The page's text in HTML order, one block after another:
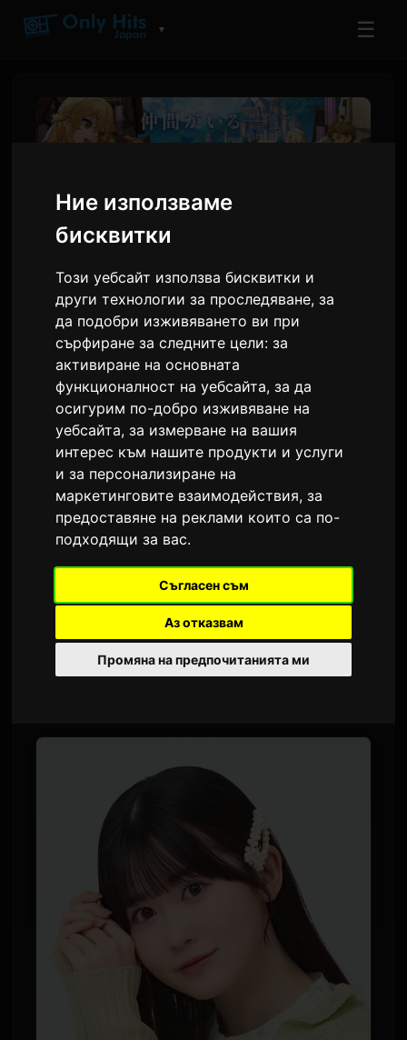
Ние използваме
бисквитки
Този уебсайт използва бисквитки и
други технологии за проследяване, за
да подобри изживяването ви при
сърфиране за следните цели:за
активиране на основната
функционалност на уебсайта,за да
осигурим по-добро изживяване на
уебсайта,за измерване на вашия
интерес към нашите продукти и услуги
и за персонализиране на
маркетинговите взаимодействия,за
предоставяне на реклами които са по-
подходящи за вас.
Съгласен съм
Аз отказвам
Промяна на предпочитанията ми
▼ ☰
Аниме 'Остави това на
мен и продължавай'
добавя Ханай Михару и
Киношита Сузуна към
актьорския състав
2 юни 2026
Преведено от английски
3,010 просмотра
Предстоящата аниме адаптация на светлия
роман 'Остави това на мен и продължавай'
(Koko Ore) потвърди два нови озвучителни
актьора. Ханай Михару ще играе Шарлот, а
Киношита Сузуна ще играе Мари. И двете